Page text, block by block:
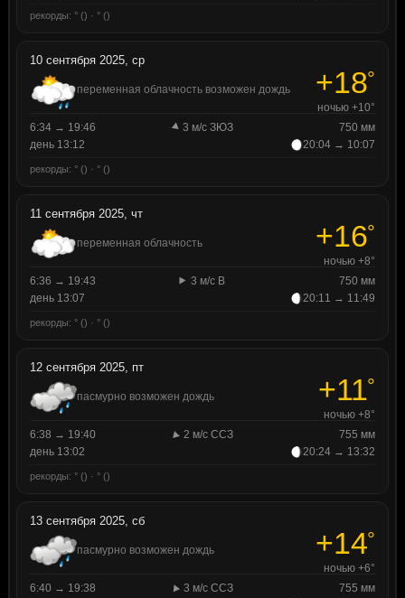
рекорды: ° () · ° ()
10 сентября 2025, ср
переменная облачность возможен дождь +18°
ночью +10°
6:34 → 19:46
3 м/с ЗЮЗ
750 мм
день 13:12
20:04 → 10:07
рекорды: ° () · ° ()
11 сентября 2025, чт
переменная облачность +16°
ночью +8°
6:36 → 19:43
3 м/с В
750 мм
день 13:07
20:11 → 11:49
рекорды: ° () · ° ()
12 сентября 2025, пт
пасмурно возможен дождь +11°
ночью +8°
6:38 → 19:40
2 м/с ССЗ
755 мм
день 13:02
20:24 → 13:32
рекорды: ° () · ° ()
13 сентября 2025, сб
пасмурно возможен дождь +14°
ночью +6°
6:40 → 19:38
3 м/с ССЗ
755 мм